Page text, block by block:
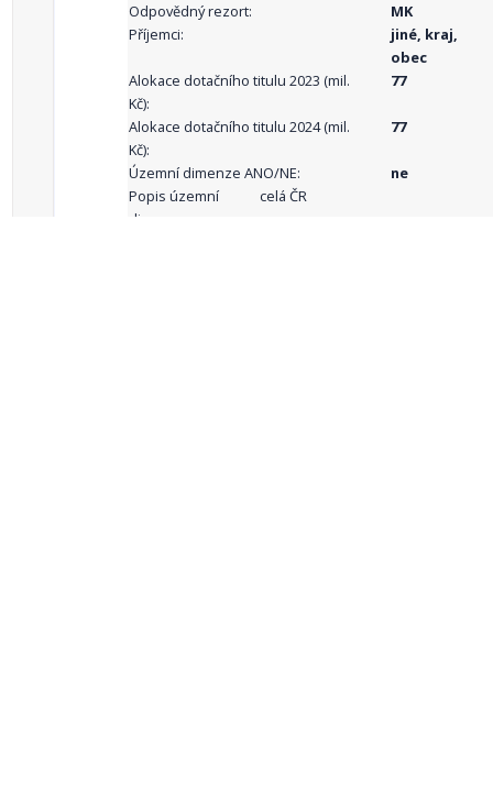
Odpovědný rezort:
MK
Příjemci:
jiné, kraj,
obec
Alokace dotačního titulu 2023 (mil.
Kč):
77
Alokace dotačního titulu 2024 (mil.
Kč):
77
Územní dimenze ANO/NE:
ne
Popis územní
dimenze:
celá ČR